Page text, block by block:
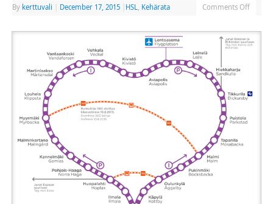
By kerttuvali December 17, 2015 HSL, Kehärata Comments Off